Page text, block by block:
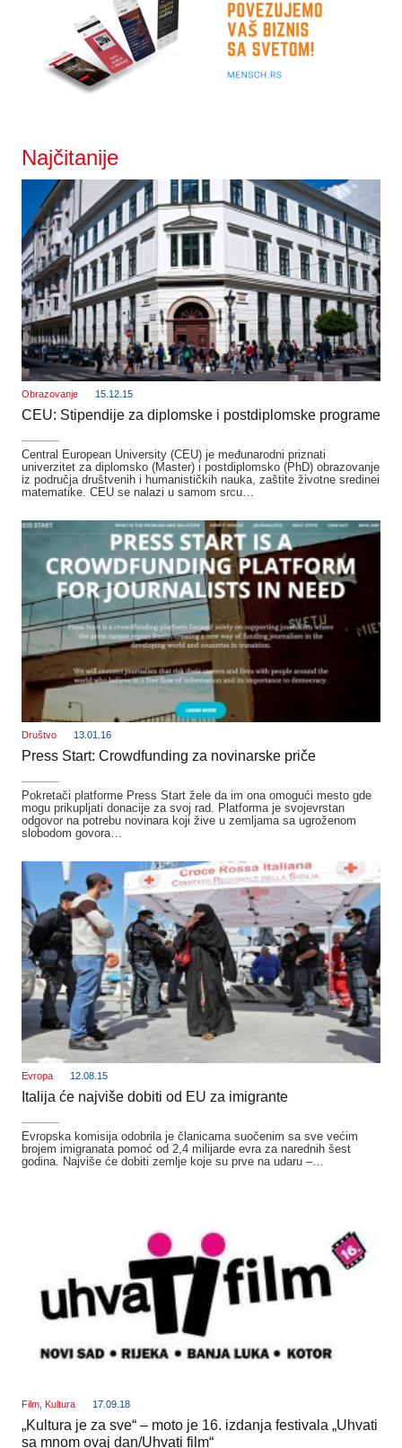
Najčitanije
Obrazovanje 15.12.15
CEU: Stipendije za diplomske i postdiplomske programe
Central European University (CEU) je međunarodni priznati
univerzitet za diplomsko (Master) i postdiplomsko (PhD) obrazovanje
iz područja društvenih i humanističkih nauka, zaštite životne sredinei
matematike. CEU se nalazi u samom srcu…
Društvo 13.01.16
Press Start: Crowdfunding za novinarske priče
Pokretači platforme Press Start žele da im ona omogući mesto gde
mogu prikupljati donacije za svoj rad. Platforma je svojevrstan
odgovor na potrebu novinara koji žive u zemljama sa ugroženom
slobodom govora…
Evropa 12.08.15
Italija će najviše dobiti od EU za imigrante
Evropska komisija odobrila je članicama suočenim sa sve većim
brojem imigranata pomoć od 2,4 milijarde evra za narednih šest
godina. Najviše će dobiti zemlje koje su prve na udaru –…
Film Kultura 17.09.18
„Kultura je za sve“ – moto je 16. izdanja festivala „Uhvati
sa mnom ovaj dan/Uhvati film“